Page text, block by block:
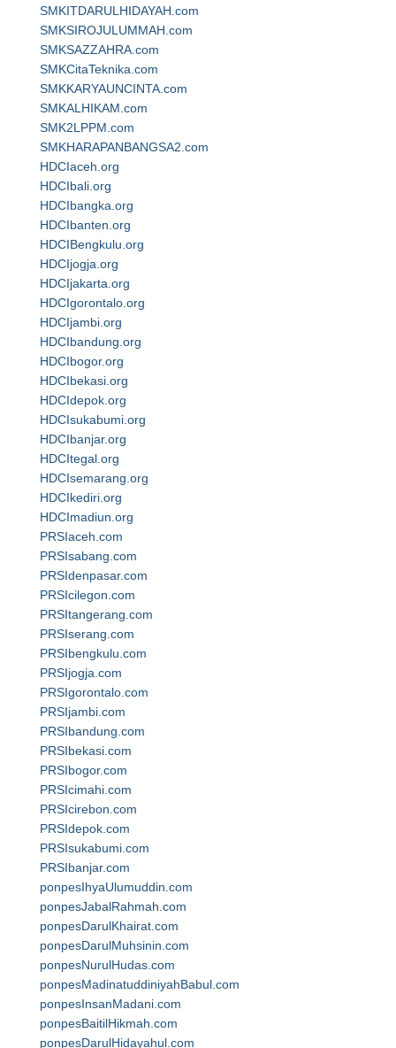
SMKITDARULHIDAYAH.com
SMKSIROJULUMMAH.com
SMKSAZZAHRA.com
SMKCitaTeknika.com
SMKKARYAUNCINTA.com
SMKALHIKAM.com
SMK2LPPM.com
SMKHARAPANBANGSA2.com
HDCIaceh.org
HDCIbali.org
HDCIbangka.org
HDCIbanten.org
HDCIBengkulu.org
HDCIjogja.org
HDCIjakarta.org
HDCIgorontalo.org
HDCIjambi.org
HDCIbandung.org
HDCIbogor.org
HDCIbekasi.org
HDCIdepok.org
HDCIsukabumi.org
HDCIbanjar.org
HDCItegal.org
HDCIsemarang.org
HDCIkediri.org
HDCImadiun.org
PRSIaceh.com
PRSIsabang.com
PRSIdenpasar.com
PRSIcilegon.com
PRSItangerang.com
PRSIserang.com
PRSIbengkulu.com
PRSIjogja.com
PRSIgorontalo.com
PRSIjambi.com
PRSIbandung.com
PRSIbekasi.com
PRSIbogor.com
PRSIcimahi.com
PRSIcirebon.com
PRSIdepok.com
PRSIsukabumi.com
PRSIbanjar.com
ponpesIhyaUlumuddin.com
ponpesJabalRahmah.com
ponpesDarulKhairat.com
ponpesDarulMuhsinin.com
ponpesNurulHudas.com
ponpesMadinatuddiniyahBabul.com
ponpesInsanMadani.com
ponpesBaitilHikmah.com
ponpesDarulHidayahul.com